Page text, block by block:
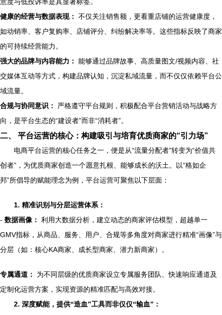
健康的经营与数据表现： 不仅关注销售额，更看重店铺的运营健康度，
如动销率、客户复购率、店铺评分、纠纷解决率等。这些指标反映了商家
的可持续经营能力。
强大的品牌与内容能力： 能够通过品牌故事、高质量图文/视频内容、社
交媒体互动等方式，构建品牌认知，沉淀私域流量，而不仅仅依赖平台公
域流量。
合规与协同意识：
严格遵守平台规则，积极配合平台营销活动与战略方
向，是平台生态的“建设者”而非“消耗者”。
二、 平台运营的核心：构建吸引与培育优质商家的“引力场”
电商平台运营的核心任务之一，便是从“流量分配者”转变为“价值共
创者”，为优质商家创造一个愿意扎根、能够成长的沃土。以“格如企
邦”所倡导的赋能理念为例，平台运营可聚焦以下层面：
1. 精准识别与分层运营体系：
- 数据画像： 利用大数据分析，建立动态的商家评估模型，超越单一
GMV指标，从商品、服务、用户、合规等多角度对商家进行精准“画像”与
分层（如：核心KA商家、成长型商家、潜力新商家）。
专属通道：
为不同层级的优质商家设立专属服务团队、快速响应通道及
定制化运营方案，实现资源的精准匹配与高效对接。
2. 深度赋能，提供“造血”工具而非仅仅“输血”：